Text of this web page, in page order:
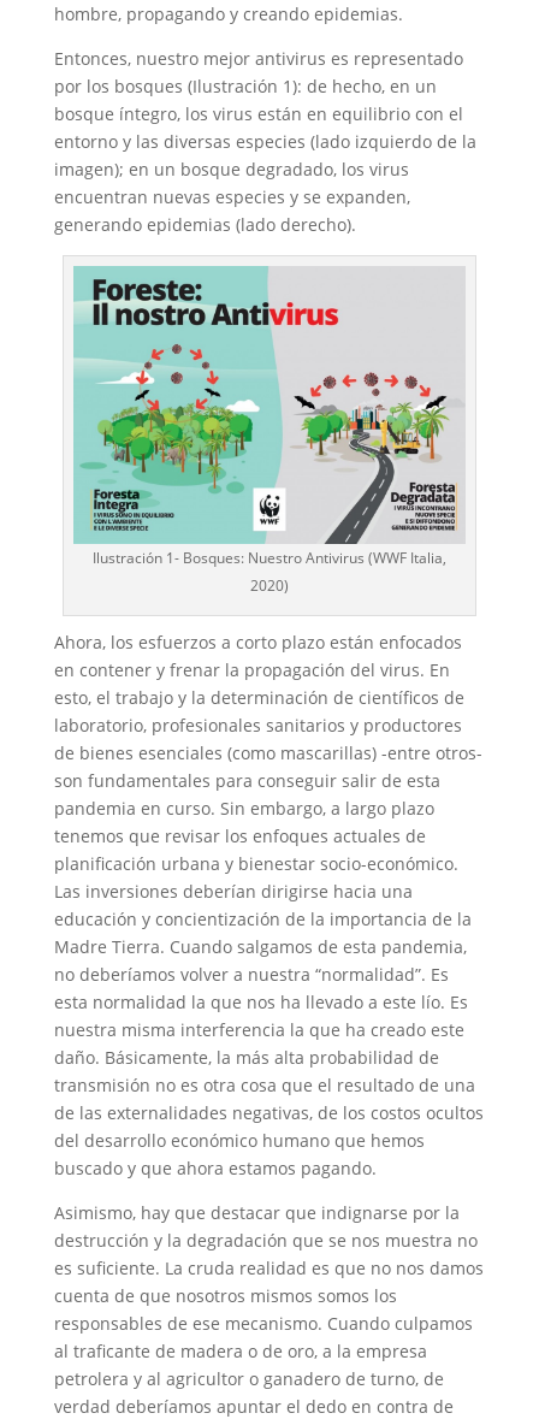
hombre, propagando y creando epidemias.
Entonces, nuestro mejor antivirus es representado
por los bosques (Ilustración 1): de hecho, en un
bosque íntegro, los virus están en equilibrio con el
entorno y las diversas especies (lado izquierdo de la
imagen); en un bosque degradado, los virus
encuentran nuevas especies y se expanden,
generando epidemias (lado derecho).
Ilustración 1- Bosques: Nuestro Antivirus (WWF Italia,
2020)
Ahora, los esfuerzos a corto plazo están enfocados
en contener y frenar la propagación del virus. En
esto, el trabajo y la determinación de científicos de
laboratorio, profesionales sanitarios y productores
de bienes esenciales (como mascarillas) -entre otros-
son fundamentales para conseguir salir de esta
pandemia en curso. Sin embargo, a largo plazo
tenemos que revisar los enfoques actuales de
planificación urbana y bienestar socio-económico.
Las inversiones deberían dirigirse hacia una
educación y concientización de la importancia de la
Madre Tierra. Cuando salgamos de esta pandemia,
no deberíamos volver a nuestra “normalidad”. Es
esta normalidad la que nos ha llevado a este lío. Es
nuestra misma interferencia la que ha creado este
daño. Básicamente, la más alta probabilidad de
transmisión no es otra cosa que el resultado de una
de las externalidades negativas, de los costos ocultos
del desarrollo económico humano que hemos
buscado y que ahora estamos pagando.
Asimismo, hay que destacar que indignarse por la
destrucción y la degradación que se nos muestra no
es suficiente. La cruda realidad es que no nos damos
cuenta de que nosotros mismos somos los
responsables de ese mecanismo. Cuando culpamos
al traficante de madera o de oro, a la empresa
petrolera y al agricultor o ganadero de turno, de
verdad deberíamos apuntar el dedo en contra de